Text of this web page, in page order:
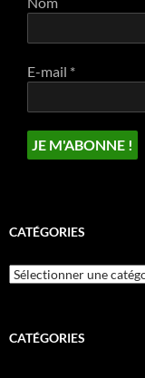
E-mail *
CATÉGORIES
Catégories
CATÉGORIES